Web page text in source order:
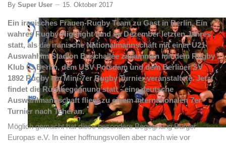
By Super User 15. Oktober 2017
Ein iranisches Frauen-Rugby Team zu Gast in Berlin. Ein
wahres Rugby-Highlight fand im Dezember letzten Jahres
statt, als die iranische Nationalmannschaft mit einer U21
Auswahl im Stadion Buschallee zusammen mit dem Rugby
Klub 03 Berlin, dem USV Potsdam und dem Berliner SV
1892 Rugby ein Mini-7er Rugby Turnier veranstaltete. Jetzt
findet die Rückbegegnung statt - eine deutsche
Auswahlmannschaft fliegt zu einem internationalen 7er
Turnier nach Teheran.
Möglich gemacht hat diese besondere Begegnung Bürger
Europas e.V. In einer hoffnungsvollen aber nach wie vor